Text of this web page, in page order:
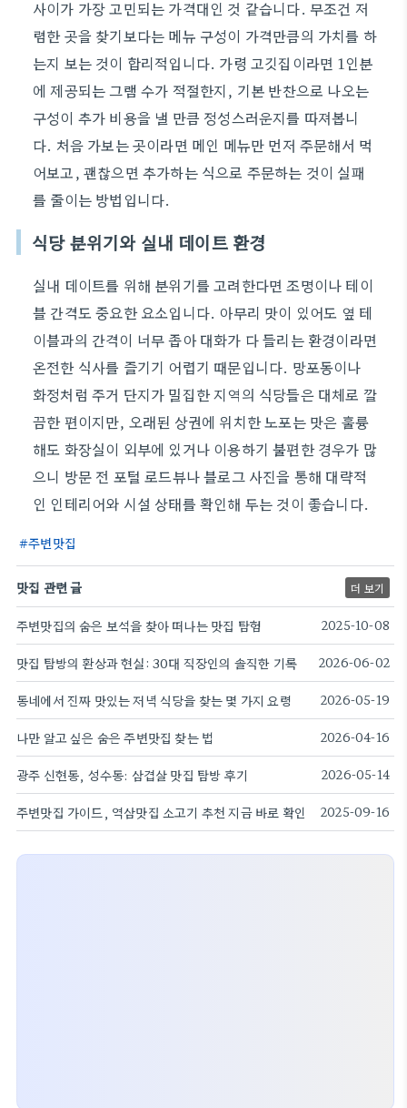
사이가 가장 고민되는 가격대인 것 같습니다. 무조건 저
렴한 곳을 찾기보다는 메뉴 구성이 가격만큼의 가치를 하
는지 보는 것이 합리적입니다. 가령 고깃집이라면 1인분
에 제공되는 그램 수가 적절한지, 기본 반찬으로 나오는
구성이 추가 비용을 낼 만큼 정성스러운지를 따져봅니
다. 처음 가보는 곳이라면 메인 메뉴만 먼저 주문해서 먹
어보고, 괜찮으면 추가하는 식으로 주문하는 것이 실패
를 줄이는 방법입니다.
식당 분위기와 실내 데이트 환경
실내 데이트를 위해 분위기를 고려한다면 조명이나 테이
블 간격도 중요한 요소입니다. 아무리 맛이 있어도 옆 테
이블과의 간격이 너무 좁아 대화가 다 들리는 환경이라면
온전한 식사를 즐기기 어렵기 때문입니다. 망포동이나
화정처럼 주거 단지가 밀집한 지역의 식당들은 대체로 깔
끔한 편이지만, 오래된 상권에 위치한 노포는 맛은 훌륭
해도 화장실이 외부에 있거나 이용하기 불편한 경우가 많
으니 방문 전 포털 로드뷰나 블로그 사진을 통해 대략적
인 인테리어와 시설 상태를 확인해 두는 것이 좋습니다.
주변맛집
맛집 관련 글 더 보기
주변맛집의 숨은 보석을 찾아 떠나는 맛집 탐험 2025-10-08
맛집 탐방의 환상과 현실: 30대 직장인의 솔직한 기록 2026-06-02
동네에서 진짜 맛있는 저녁 식당을 찾는 몇 가지 요령 2026-05-19
나만 알고 싶은 숨은 주변맛집 찾는 법 2026-04-16
광주 신현동, 성수동: 삼겹살 맛집 탐방 후기 2026-05-14
주변맛집 가이드, 역삼맛집 소고기 추천 지금 바로 확인 2025-09-16